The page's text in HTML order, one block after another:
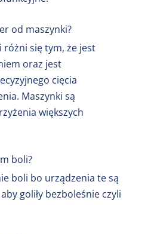
długości strzyżenia
trymer do brody,
liczbę ustawień
czemu będziesz
swoją prodę lub inne
lub na sucho –Przed
zwrócić uwagę na to
mokro i sucho. Dobrym
trymera, który można
sucho jak i mokro.
od maszynki?
się tym, że jest
oraz jest
cięcia
Maszynki są
większych
boli?
boli bo urządzenia te są
goliły bezboleśnie czyli